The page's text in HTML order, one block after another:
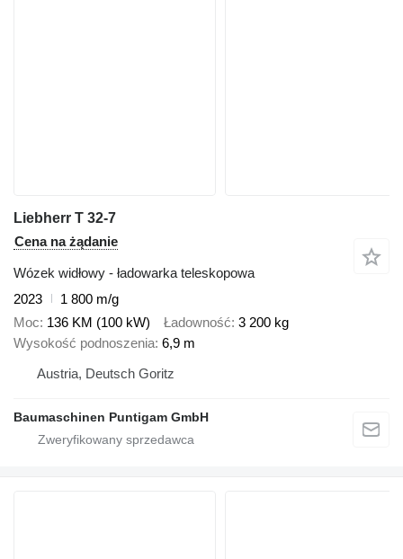
Liebherr T 32-7
Cena na żądanie
Wózek widłowy - ładowarka teleskopowa
2023
1 800 m/g
Moc 136 KM (100 kW) Ładowność 3 200 kg
Wysokość podnoszenia 6,9 m
Austria, Deutsch Goritz
Baumaschinen Puntigam GmbH